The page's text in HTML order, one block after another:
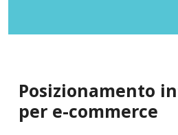
Posizionamento
per e-commerce